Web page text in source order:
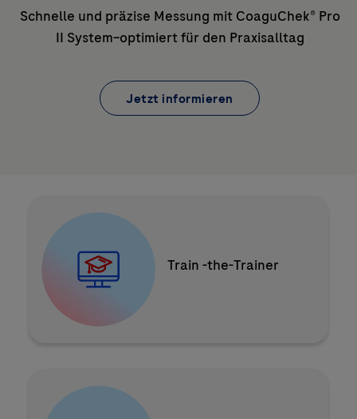
Schnelle und präzise Messung mit CoaguChek® Pro
II System–optimiert für den Praxisalltag
Jetzt informieren
Train -the-Trainer